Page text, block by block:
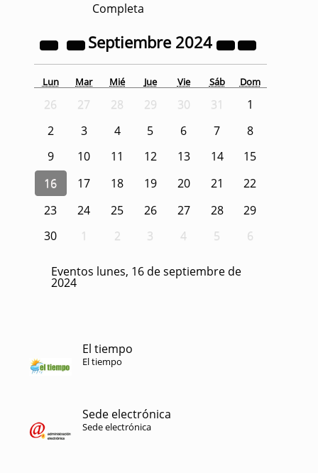
Completa
Septiembre 2024
Lun Mar Mié Jue Vie Sáb Dom
26 27 28 29 30 31
1
2
3 4 5 6 7
8
9
10 11 12 13 14
15
16
17 18 19 20 21
22
23
24 25 26 27 28
29
30
1 2 3 4 5 6
Eventos lunes, 16 de septiembre de
2024
El tiempo
El tiempo
Sede electrónica
Sede electrónica